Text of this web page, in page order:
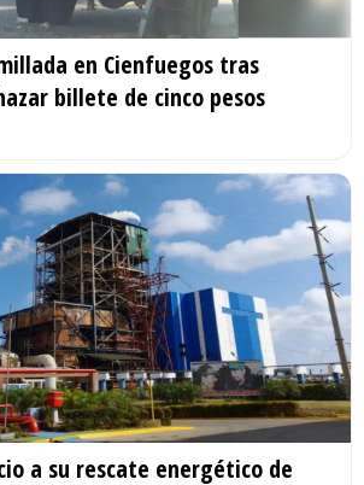
en Cienfuegos tras
billete de cinco pesos
a su rescate energético de